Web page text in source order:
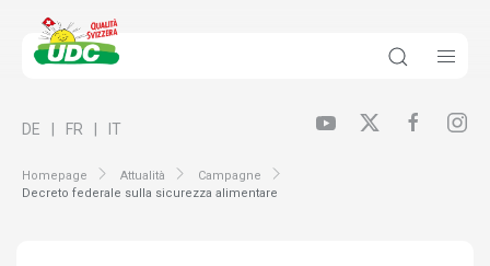
Homepage Attualità
Campagne
Decreto federale sulla sicurezza alimentare
DE FR IT